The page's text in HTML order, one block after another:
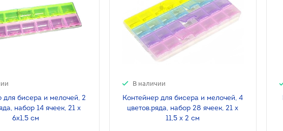
для бисера и мелочей, 2
набор 14 ячеек, 21 х
6х1,5 см
В наличии
Контейнер для бисера и мелочей, 4
цветов.ряда, набор 28 ячеек, 21 х
11,5 х 2 см